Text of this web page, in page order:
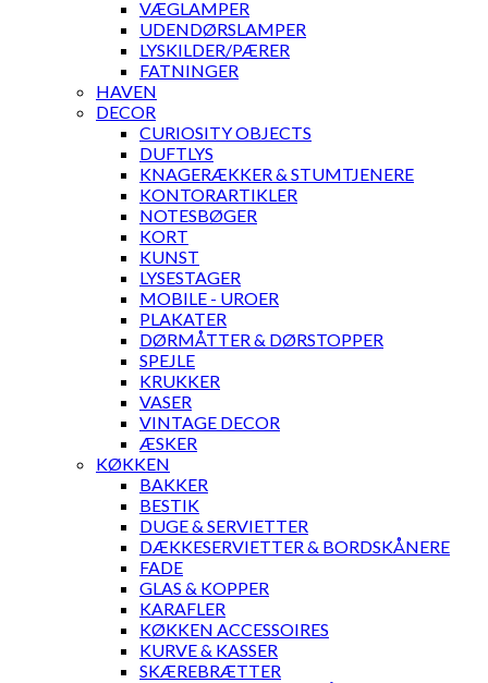
VÆGLAMPER
UDENDØRSLAMPER
LYSKILDER/PÆRER
FATNINGER
HAVEN
DECOR
CURIOSITY OBJECTS
DUFTLYS
KNAGERÆKKER & STUMTJENERE
KONTORARTIKLER
NOTESBØGER
KORT
KUNST
LYSESTAGER
MOBILE - UROER
PLAKATER
DØRMÅTTER & DØRSTOPPER
SPEJLE
KRUKKER
VASER
VINTAGE DECOR
ÆSKER
KØKKEN
BAKKER
BESTIK
DUGE & SERVIETTER
DÆKKESERVIETTER & BORDSKÅNERE
FADE
GLAS & KOPPER
KARAFLER
KØKKEN ACCESSOIRES
KURVE & KASSER
SKÆREBRÆTTER